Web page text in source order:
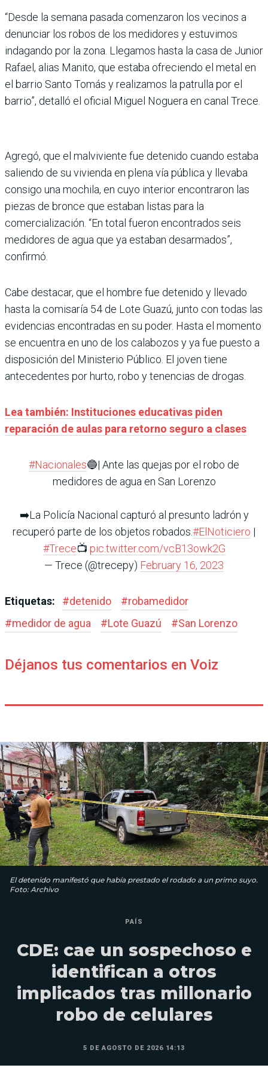
“Desde la semana pasada comenzaron los vecinos a
denunciar los robos de los medidores y estuvimos
indagando por la zona. Llegamos hasta la casa de Junior
Rafael, alias Manito, que estaba ofreciendo el metal en
el barrio Santo Tomás y realizamos la patrulla por el
barrio”, detalló el oficial Miguel Noguera en canal Trece.
Agregó, que el malviviente fue detenido cuando estaba
saliendo de su vivienda en plena vía pública y llevaba
consigo una mochila, en cuyo interior encontraron las
piezas de bronce que estaban listas para la
comercialización. “En total fueron encontrados seis
medidores de agua que ya estaban desarmados”,
confirmó.
Cabe destacar, que el hombre fue detenido y llevado
hasta la comisaría 54 de Lote Guazú, junto con todas las
evidencias encontradas en su poder. Hasta el momento
se encuentra en uno de los calabozos y ya fue puesto a
disposición del Ministerio Público. El joven tiene
antecedentes por hurto, robo y tenencias de drogas.
Lea también: Instituciones educativas piden
reparación de aulas para retorno seguro a clases
#Nacionales🔵| Ante las quejas por el robo de
medidores de agua en San Lorenzo
➡️La Policía Nacional capturó al presunto ladrón y
recuperó parte de los objetos robados.#ElNoticiero |
#Trece📺 pic.twitter.com/vcB13owk2G
— Trece (@trecepy) February 16, 2023
Etiquetas: #detenido #robamedidor
#medidor de agua #Lote Guazú #San Lorenzo
Déjanos tus comentarios en Voiz
El detenido manifestó que había prestado el rodado a un primo suyo.
Foto: Archivo
PAÍS
CDE: cae un sospechoso e
identifican a otros
implicados tras millonario
robo de celulares
5 DE AGOSTO DE 2026 14:13